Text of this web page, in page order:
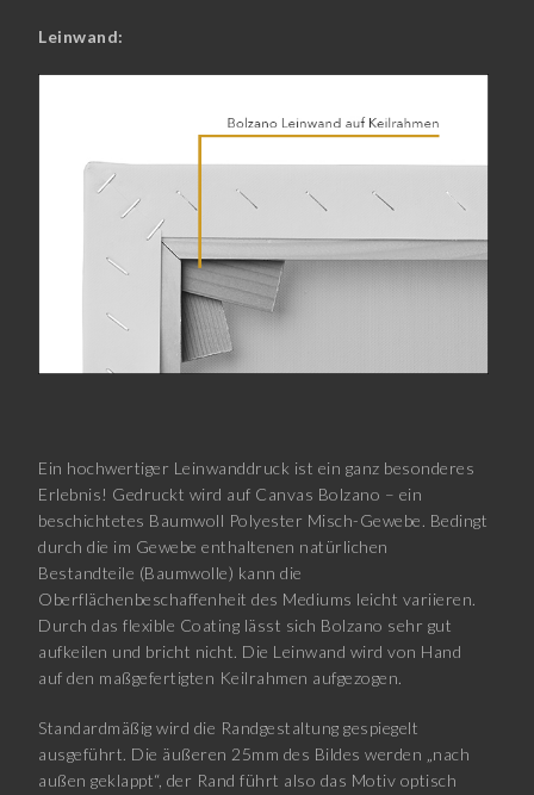
Leinwand:
Ein hochwertiger Leinwanddruck ist ein ganz besonderes
Erlebnis! Gedruckt wird auf Canvas Bolzano – ein
beschichtetes Baumwoll Polyester Misch-Gewebe. Bedingt
durch die im Gewebe enthaltenen natürlichen
Bestandteile (Baumwolle) kann die
Oberflächenbeschaffenheit des Mediums leicht variieren.
Durch das flexible Coating lässt sich Bolzano sehr gut
aufkeilen und bricht nicht. Die Leinwand wird von Hand
auf den maßgefertigten Keilrahmen aufgezogen.
Standardmäßig wird die Randgestaltung gespiegelt
ausgeführt. Die äußeren 25mm des Bildes werden „nach
außen geklappt“, der Rand führt also das Motiv optisch